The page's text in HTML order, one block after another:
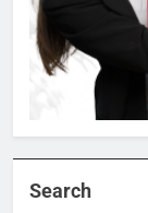
Search